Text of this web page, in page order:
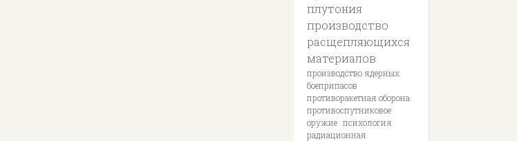
плутония
производство
расщепляющихся
материалов
производство ядерных
боеприпасов
противоракетная оборона
противоспутниковое
оружие психология
радиационная